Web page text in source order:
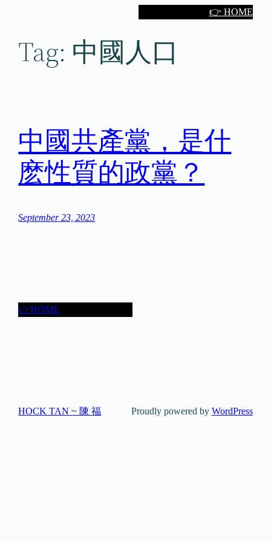
👉 HOME
Tag: 中國人口
中國共產黨，是什
麽性質的政黨？
September 23, 2023
👉HOME
HOCK TAN ~ 陳 福 Proudly powered by WordPress